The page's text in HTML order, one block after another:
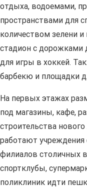
отдыха, водоемами,
пространствами для
количеством зелени
стадион с дорожками
для игры в хоккей.
барбекю и площадки
На первых этажах
под магазины, кафе,
строительства
работают учреждения
филиалов столичных
спортклубы,
поликлиник идти